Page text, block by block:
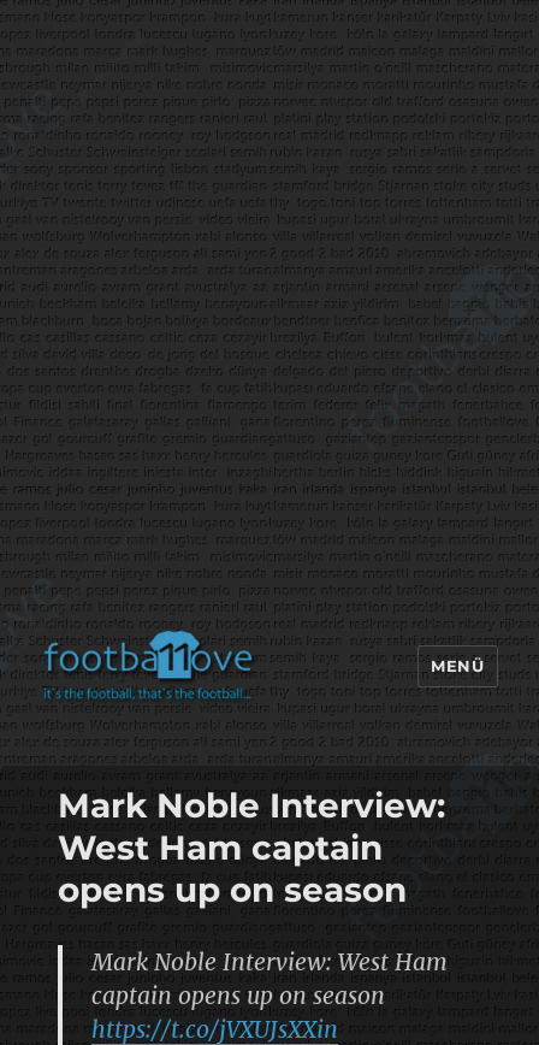
footbaLLove
MENÜ
Mark Noble Interview:
West Ham captain
opens up on season
Mark Noble Interview: West Ham
captain opens up on season
https://t.co/jVXUJsXXin